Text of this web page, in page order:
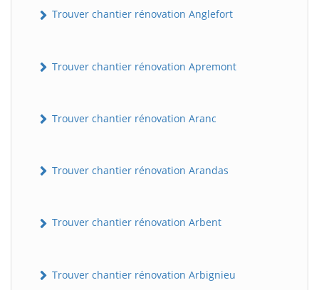
Trouver chantier rénovation Anglefort
Trouver chantier rénovation Apremont
Trouver chantier rénovation Aranc
Trouver chantier rénovation Arandas
Trouver chantier rénovation Arbent
Trouver chantier rénovation Arbignieu